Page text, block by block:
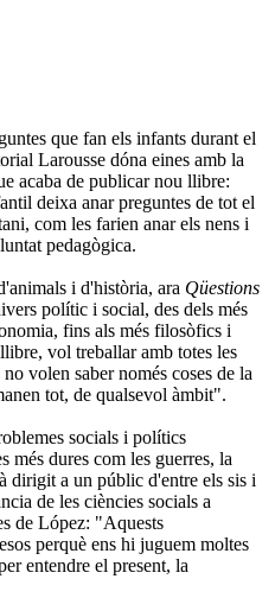
que fan els infants durant el
Larousse dóna eines amb la
acaba de publicar nou llibre:
deixa anar preguntes de tot el
com les farien anar els nens i
pedagògica.
i d'història, ara Qüestions
polític i social, des dels més
fins als més filosòfics i
vol treballar amb totes les
volen saber només coses de la
tot, de qualsevol àmbit".
socials i polítics
més dures com les guerres, la
dirigit a un públic d'entre els sis i
de les ciències socials a
de López: "Aquests
perquè ens hi juguem moltes
entendre el present, la